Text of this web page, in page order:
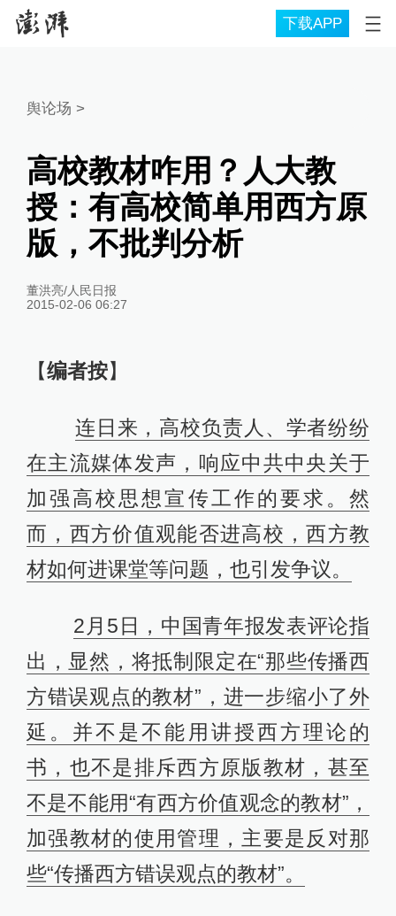
下载APP
舆论场 >
高校教材咋用？人大教
授：有高校简单用西方原
版，不批判分析
董洪亮/人民日报
2015-02-06 06:27
【编者按】
连日来，高校负责人、学者纷纷
在主流媒体发声，响应中共中央关于
加强高校思想宣传工作的要求。然
而，西方价值观能否进高校，西方教
材如何进课堂等问题，也引发争议。
2月5日，中国青年报发表评论指
出，显然，将抵制限定在“那些传播西
方错误观点的教材”，进一步缩小了外
延。并不是不能用讲授西方理论的
书，也不是排斥西方原版教材，甚至
不是不能用“有西方价值观念的教材”，
加强教材的使用管理，主要是反对那
些“传播西方错误观点的教材”。